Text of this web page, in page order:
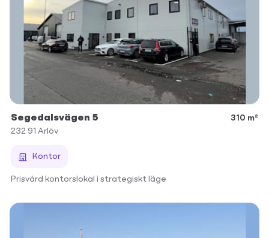
Segedalsvägen 5
310 m²
232 91 Arlöv
Kontor
Prisvärd kontorslokal i strategiskt läge